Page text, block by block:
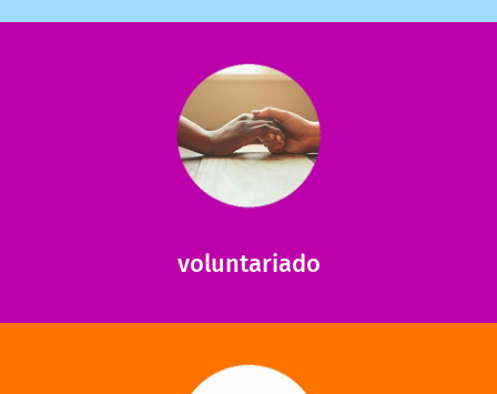
voluntariado
ajudar com certos assuntos. Entre em contato conosco e
saiba como nos ajudar.
saiba mais